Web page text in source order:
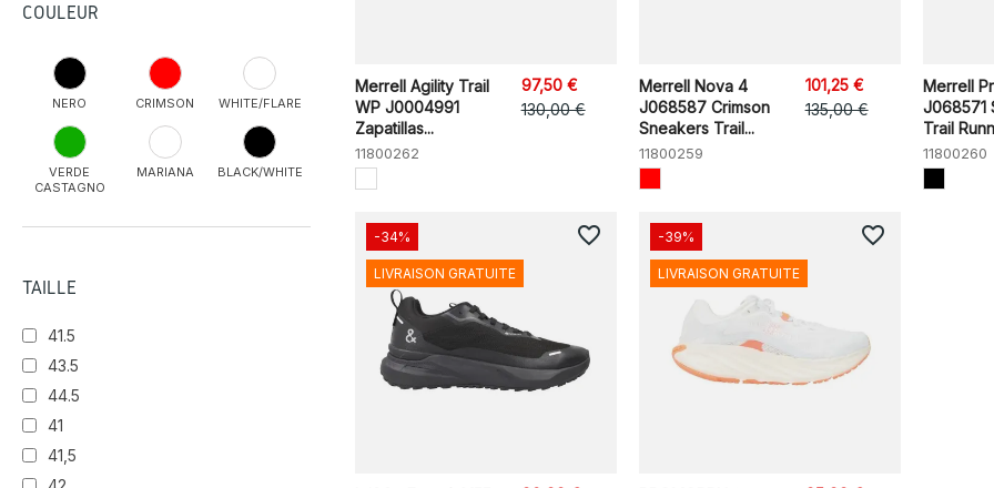
COULEUR
NERO CRIMSON WHITE/FLARE
VERDE
CASTAGNO
MARIANA BLACK/WHITE
TAILLE
41.5
43.5
44.5
41
41,5
Merrell Agility Trail
WP J0004991
Zapatillas...
11800262
97,50 €
130,00 €
Merrell Nova 4
J068587 Crimson
Sneakers Trail...
11800259
101,25 €
135,00 €
Merrell
J068571
Trail
11800260
-34%
LIVRAISON GRATUITE
favorite_border -39%
LIVRAISON GRATUITE
favorite_border